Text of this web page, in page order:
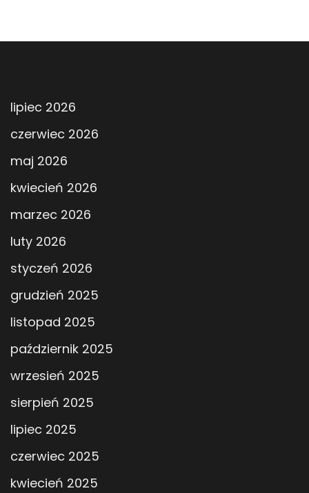
lipiec 2026
czerwiec 2026
maj 2026
kwiecień 2026
marzec 2026
luty 2026
styczeń 2026
grudzień 2025
listopad 2025
październik 2025
wrzesień 2025
sierpień 2025
lipiec 2025
czerwiec 2025
kwiecień 2025